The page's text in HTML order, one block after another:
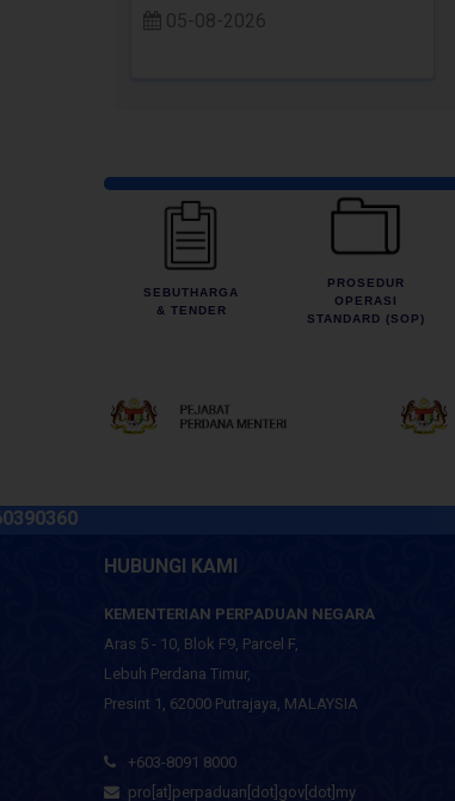
05-08-2026
SEBUTHARGA
& TENDER
PROSEDUR
OPERASI
STANDARD (SOP)
HUBUNGI KAMI
KEMENTERIAN PERPADUAN NEGARA
Aras 5 - 10, Blok F9, Parcel F,
Lebuh Perdana Timur,
Presint 1, 62000 Putrajaya, MALAYSIA
+603-8091 8000
pro[at]perpaduan[dot]gov[dot]my